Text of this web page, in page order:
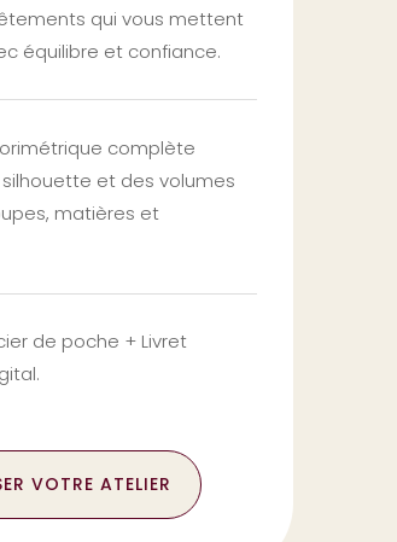
qui vous mettent
équilibre et confiance.
complète
silhouette et des volumes
matières et
de poche + Livret
VOTRE ATELIER